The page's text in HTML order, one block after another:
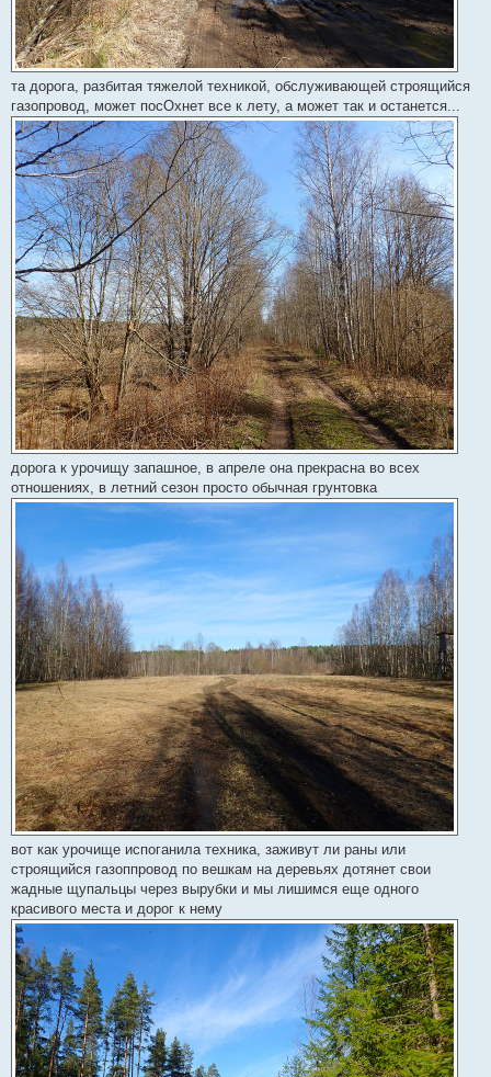
та дорога, разбитая тяжелой техникой, обслуживающей строящийся
газопровод, может посОхнет все к лету, а может так и останется...
дорога к урочищу запашное, в апреле она прекрасна во всех
отношениях, в летний сезон просто обычная грунтовка
вот как урочище испоганила техника, заживут ли раны или
строящийся газоппровод по вешкам на деревьях дотянет свои
жадные щупальцы через вырубки и мы лишимся еще одного
красивого места и дорог к нему